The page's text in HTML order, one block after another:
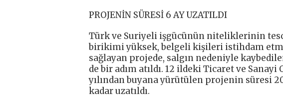
PROJENİN SÜRESİ 6 AY UZATILDI
Türk ve Suriyeli işgücünün niteliklerinin
birikimi yüksek, belgeli kişileri istihdam
sağlayan projede, salgın nedeniyle
de bir adım atıldı. 12 ildeki Ticaret ve Sanayi
yılından buyana yürütülen projenin süresi
kadar uzatıldı.